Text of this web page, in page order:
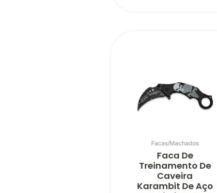
Facas/Machados
Faca De
Treinamento De
Caveira
Karambit De Aço